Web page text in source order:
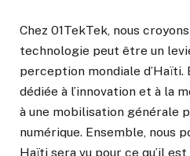
Chez 01TekTek, nous
technologie peut être un
perception mondiale
dédiée à l’innovation et à la
à une mobilisation générale
numérique. Ensemble, nous
Haïti sera vu pour ce qu’il